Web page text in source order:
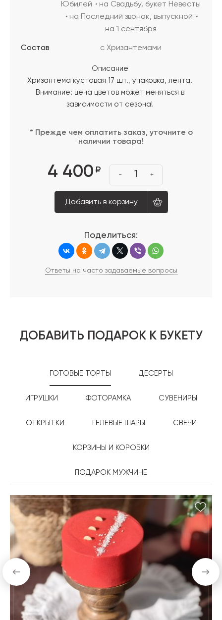
Юбилей
на Свадьбу, букет Невесты
на Последний звонок, выпускной
на 1 сентября
Состав с Хризантемами
Описание
Хризантема кустовая 17 шт., упаковка, лента.
Внимание: цена цветов может меняться в
зависимости от сезона!
* Прежде чем оплатить заказ, уточните о
наличии товара!
4 400 ₽
- 1 +
Добавить в корзину
Поделиться:
Ответы на часто задаваемые вопросы
ДОБАВИТЬ ПОДАРОК К БУКЕТУ
ГОТОВЫЕ ТОРТЫ ДЕСЕРТЫ
ИГРУШКИ ФОТОРАМКА СУВЕНИРЫ
ОТКРЫТКИ ГЕЛЕВЫЕ ШАРЫ СВЕЧИ
КОРЗИНЫ И КОРОБКИ
ПОДАРОК МУЖЧИНЕ